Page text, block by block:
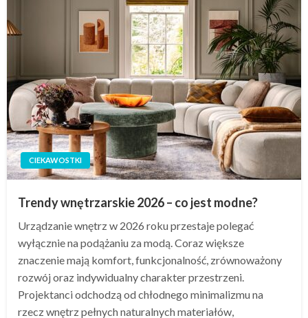
CIEKAWOSTKI
Trendy wnętrzarskie 2026 – co jest modne?
Urządzanie wnętrz w 2026 roku przestaje polegać
wyłącznie na podążaniu za modą. Coraz większe
znaczenie mają komfort, funkcjonalność, zrównoważony
rozwój oraz indywidualny charakter przestrzeni.
Projektanci odchodzą od chłodnego minimalizmu na
rzecz wnętrz pełnych naturalnych materiałów,